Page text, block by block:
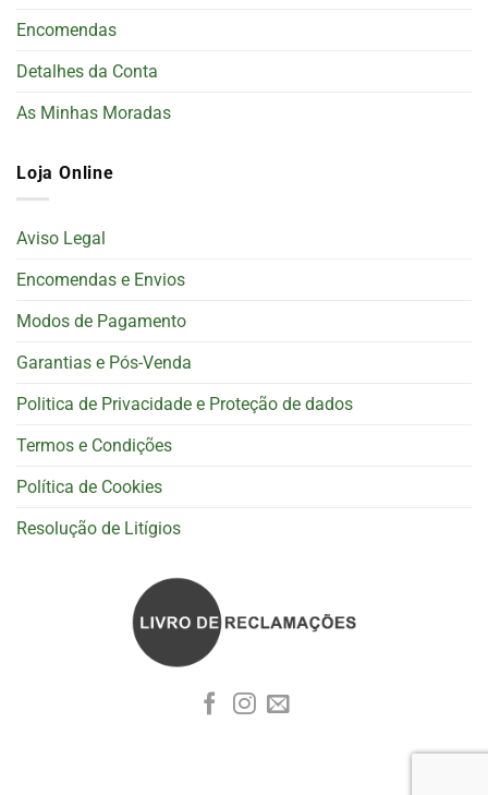
Encomendas
Detalhes da Conta
As Minhas Moradas
Loja Online
Aviso Legal
Encomendas e Envios
Modos de Pagamento
Garantias e Pós-Venda
Politica de Privacidade e Proteção de dados
Termos e Condições
Política de Cookies
Resolução de Litígios